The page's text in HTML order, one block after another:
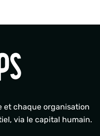
et chaque organisation
via le capital humain.